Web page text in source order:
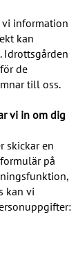
information
kan
Idrottsgården
de
till oss.
vi in om dig
skickar en
på
kan vi